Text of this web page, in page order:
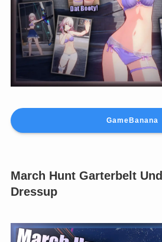
GameBanana
March Hunt Garterbelt
Dressup